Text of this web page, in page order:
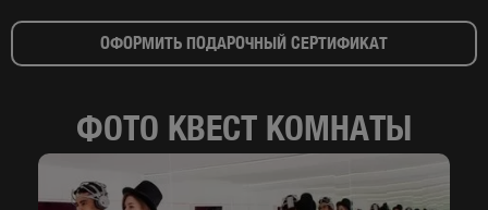
ОФОРМИТЬ ПОДАРОЧНЫЙ СЕРТИФИКАТ
ФОТО КВЕСТ КОМНАТЫ